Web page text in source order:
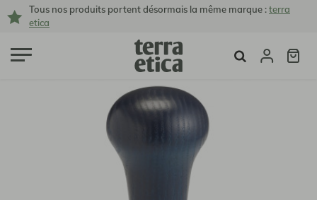
Tous nos produits portent désormais la même marque :terra
etica